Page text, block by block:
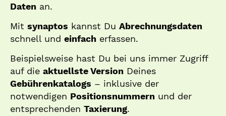
Daten an.
Mit synaptos kannst Du Abrechnungsdaten
schnell und einfach erfassen.
Beispielsweise hast Du bei uns immer Zugriff
auf die aktuellste Version Deines
Gebührenkatalogs – inklusive der
notwendigen Positionsnummern und der
entsprechenden Taxierung.